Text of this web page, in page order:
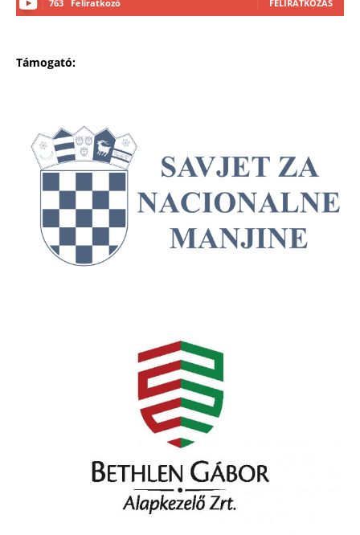
763 Feliratkozó FELIRATKOZÁS
Támogató: